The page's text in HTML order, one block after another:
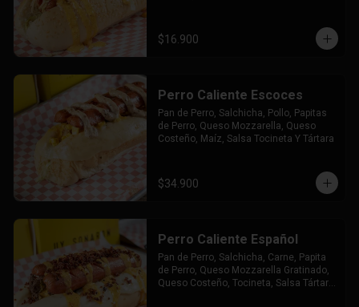
$16.900
Perro Caliente Escoces
Pan de Perro, Salchicha, Pollo, Papitas
de Perro, Queso Mozzarella, Queso
Costeño, Maíz, Salsa Tocineta Y Tártara
$34.900
Perro Caliente Español
Pan de Perro, Salchicha, Carne, Papita
de Perro, Queso Mozzarella Gratinado,
Queso Costeño, Tocineta, Salsa Tártara